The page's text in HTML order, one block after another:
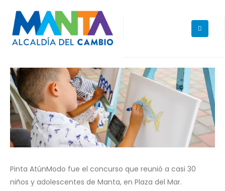
Pinta AtúnModo fue el concurso que reunió a casi 30
niños y adolescentes de Manta, en Plaza del Mar.